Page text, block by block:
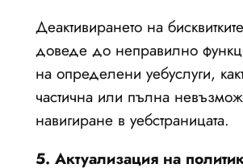
Деактивирането на
доведе до неправилно
на определени уебуслуги,
частична или пълна
навигиране в уебстраницата.
5. Актуализация на